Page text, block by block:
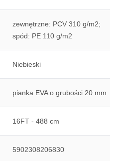
zewnętrzne: PCV 310 g/m2;
spód: PE 110 g/m2
Niebieski
pianka EVA o grubości 20 mm
16FT - 488 cm
5902308206830